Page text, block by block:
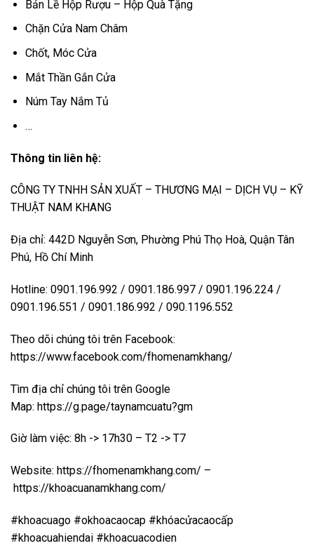
Bản Lề Hộp Rượu – Hộp Quà Tặng
Chặn Cửa Nam Châm
Chốt, Móc Cửa
Mắt Thần Gắn Cửa
Núm Tay Nắm Tủ
…
Thông tin liên hệ:
CÔNG TY TNHH SẢN XUẤT – THƯƠNG MẠI – DỊCH VỤ – KỸ
THUẬT NAM KHANG
Địa chỉ: 442D Nguyễn Sơn, Phường Phú Thọ Hoà, Quận Tân
Phú, Hồ Chí Minh
Hotline: 0901.196.992 / 0901.186.997 / 0901.196.224 /
0901.196.551 / 0901.186.992 / 090.1196.552
Theo dõi chúng tôi trên Facebook:
https://www.facebook.com/fhomenamkhang/
Tìm địa chỉ chúng tôi trên Google
Map: https://g.page/taynamcuatu?gm
Giờ làm việc: 8h -> 17h30 – T2 -> T7
Website: https://fhomenamkhang.com/ –
https://khoacuanamkhang.com/
#khoacuago #okhoacaocap #khóacửacaocấp
#khoacuahiendai #khoacuacodien